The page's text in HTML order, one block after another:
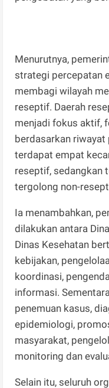
Menurutnya,
strategi percepatan
membagi wilayah
reseptif. Daerah
menjadi fokus aktif,
berdasarkan riwayat
terdapat empat
reseptif, sedangkan
tergolong non-
Ia menambahkan,
dilakukan antara
Dinas Kesehatan
kebijakan,
koordinasi,
informasi.
penemuan kasus,
epidemiologi,
masyarakat,
monitoring dan
Selain itu, seluruh